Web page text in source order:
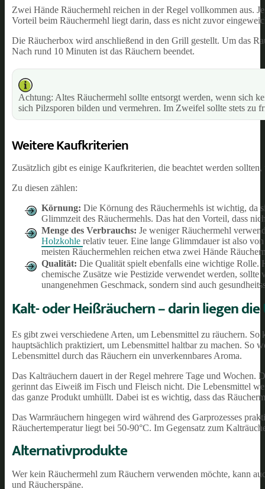
Zwei Hände Räuchermehl reichen in der Regel vollkommen aus.
Vorteil beim Räuchermehl liegt darin, dass es nicht zuvor
Die Räucherbox wird anschließend in den Grill gestellt. Um das
Nach rund 10 Minuten ist das Räuchern beendet.
Achtung: Altes Räuchermehl sollte entsorgt werden, wenn sich
sich Pilzsporen bilden und vermehren. Im Zweifel sollte stets zu
Weitere Kaufkriterien
Zusätzlich gibt es einige Kaufkriterien, die beachtet werden
Zu diesen zählen:
Körnung: Die Körnung des Räuchermehls ist wichtig, da
Glimmzeit des Räuchermehls. Das hat den Vorteil, dass
Menge des Verbrauchs: Je weniger Räuchermehl
Holzkohle relativ teuer. Eine lange Glimmdauer ist also
meisten Räuchermehlen reichen etwa zwei Hände
Qualität: Die Qualität spielt ebenfalls eine wichtige Rolle.
chemische Zusätze wie Pestizide verwendet werden,
unangenehmen Geschmack, sondern sind auch
Kalt- oder Heißräuchern – darin liegen
Es gibt zwei verschiedene Arten, um Lebensmittel zu räuchern.
hauptsächlich praktiziert, um Lebensmittel haltbar zu machen. So
Lebensmittel durch das Räuchern ein unverkennbares Aroma.
Das Kalträuchern dauert in der Regel mehrere Tage und Wochen.
gerinnt das Eiweiß im Fisch und Fleisch nicht. Die Lebensmittel
das ganze Produkt umhüllt. Dabei ist es wichtig, dass das
Das Warmräuchern hingegen wird während des Garprozesses
Räuchertemperatur liegt bei 50-90°C. Im Gegensatz zum
Alternativprodukte
Wer kein Räuchermehl zum Räuchern verwenden möchte, kann
und Räucherspäne.